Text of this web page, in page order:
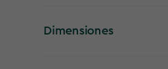
Dimensiones